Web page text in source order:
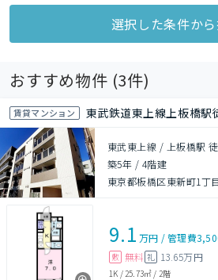
選択した条件か
おすすめ物件 (3件)
賃貸マンション 東武鉄道東上線上板橋駅
東武東上線 / 上板橋駅
築5年 / 4階建
東京都板橋区東新町1丁
9.1 万円 /管理費
敷 無料 礼 13.65万円
1K / 25.73㎡ / 2階